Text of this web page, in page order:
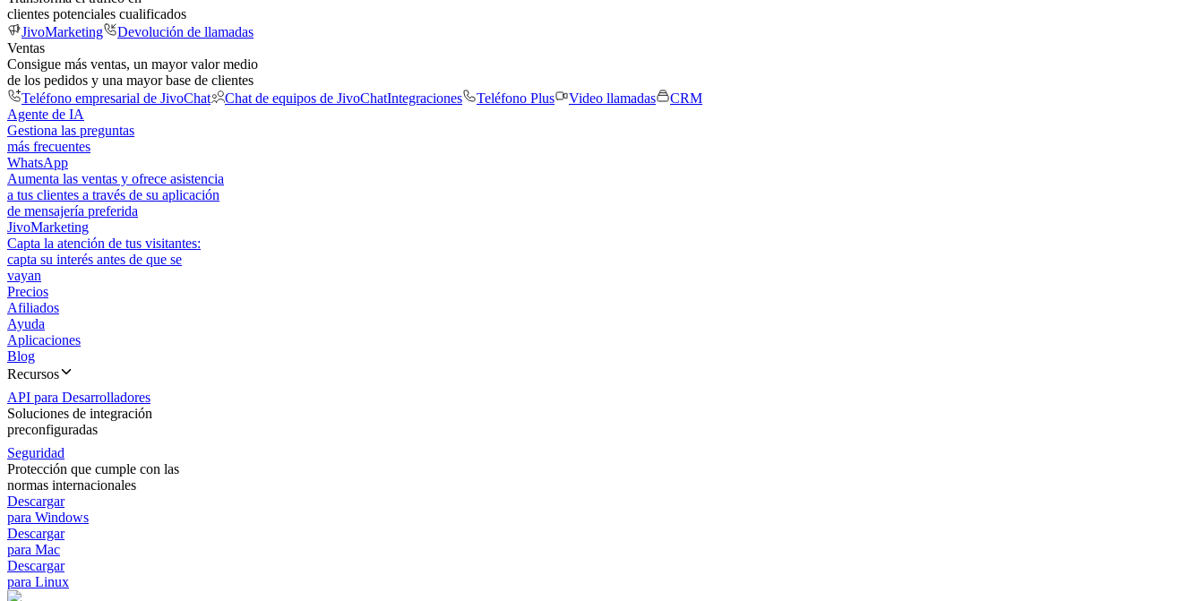
clientes potenciales cualificados
JivoMarketing
Devolución de llamadas
Ventas
Consigue más ventas, un mayor valor medio
de los pedidos y una mayor base de clientes
Teléfono empresarial de JivoChat
Chat de equipos de JivoChatIntegraciones Teléfono Plus Video llamadas
CRM
Agente de IA
Gestiona las preguntas
más frecuentes
WhatsApp
Aumenta las ventas y ofrece asistencia
a tus clientes a través de su aplicación
de mensajería preferida
JivoMarketing
Capta la atención de tus visitantes:
capta su interés antes de que se
vayan
Precios
Afiliados
Ayuda
Aplicaciones
Blog
Recursos
API para Desarrolladores
Soluciones de integración
preconfiguradas
Seguridad
Protección que cumple con las
normas internacionales
Descargar
para Windows
Descargar
para Mac
Descargar
para Linux